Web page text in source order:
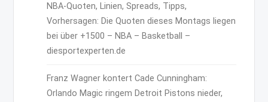
NBA-Quoten, Linien, Spreads, Tipps,
Vorhersagen: Die Quoten dieses Montags liegen
bei über +1500 – NBA – Basketball –
diesportexperten.de
Franz Wagner kontert Cade Cunningham:
Orlando Magic ringem Detroit Pistons nieder,